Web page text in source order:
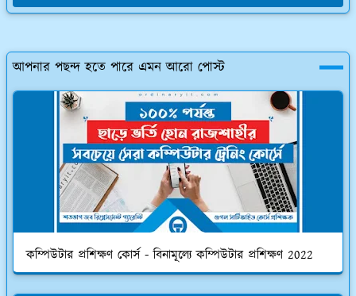
আপনার পছন্দ হতে পারে এমন আরো পোস্ট
কম্পিউটার প্রশিক্ষণ কোর্স - বিনামূল্যে কম্পিউটার প্রশিক্ষণ 2022